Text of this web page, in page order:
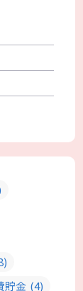
貯金 (4)